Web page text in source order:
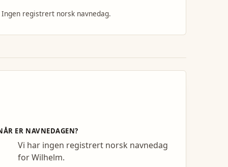
Ingen registrert norsk navnedag.
ER NAVNEDAGEN?
Vi har ingen registrert norsk navnedag
for Wilhelm.